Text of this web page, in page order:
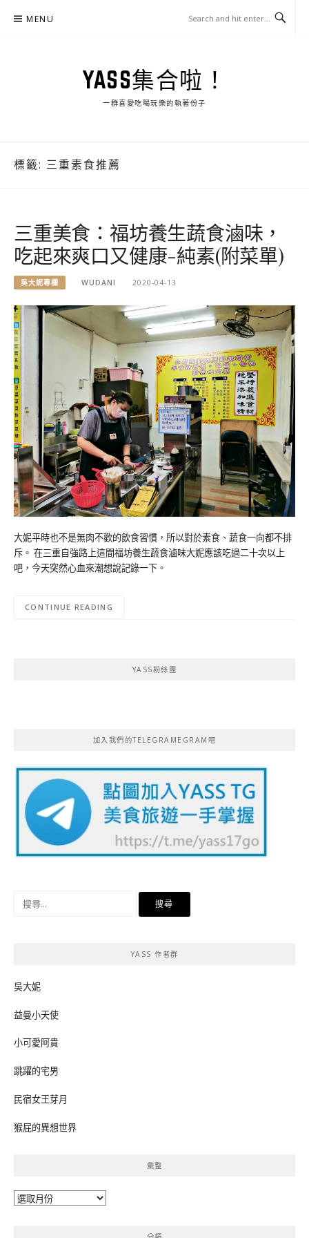
MENU
YASS集合啦！
一群喜愛吃喝玩樂的執著份子
標籤: 三重素食推薦
三重美食：福坊養生蔬食滷味，
吃起來爽口又健康-純素(附菜單)
吳大妮專欄 WUDANI 2020-04-13
大妮平時也不是無肉不歡的飲食習慣，所以對於素食、蔬食一向都不排
斥。 在三重自強路上這間福坊養生蔬食滷味大妮應該吃過二十次以上
吧，今天突然心血來潮想說記錄一下。
CONTINUE READING
YASS粉絲團
加入我們的TELEGRAMEGRAM吧
YASS 作者群
吳大妮
益曼小天使
小可愛阿貴
跳躍的宅男
民宿女王芽月
猴屁的異想世界
彙整
彙